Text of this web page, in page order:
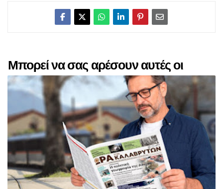
Μπορεί να σας αρέσουν αυτές οι
αναρτήσεις